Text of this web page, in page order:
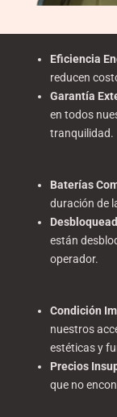
Eficiencia
reducen
Garantía
en todos
tranquilidad.
Baterías
duración de
están
operador.
Condición
nuestros
estéticas y
Precios
que no